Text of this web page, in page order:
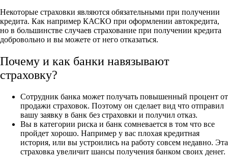
Некоторые страховки являются обязательными при получении
кредита. Как например КАСКО при оформлении автокредита,
но в большинстве случаев страхование при получении кредита
добровольно и вы можете от него отказаться.
Почему и как банки навязывают
страховку?
Сотрудник банка может получать повышенный процент от
продажи страховок. Поэтому он сделает вид что отправил
вашу заявку в банк без страховки и получил отказ.
Вы в категории риска и банк сомневается в том что все
пройдет хорошо. Например у вас плохая кредитная
история, или вы устроились на работу совсем недавно. Эта
страховка увеличит шансы получения банком своих денег.